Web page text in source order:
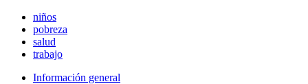
niños
pobreza
salud
trabajo
Información general